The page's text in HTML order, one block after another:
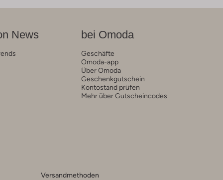
News bei Omoda
Geschäfte
Omoda-app
Über Omoda
Geschenkgutschein
Kontostand prüfen
Mehr über Gutscheincodes
Versandmethoden